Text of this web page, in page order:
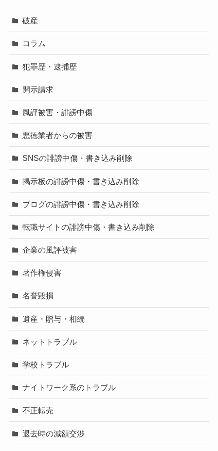
破産
コラム
犯罪歴・逮捕歴
開示請求
風評被害・誹謗中傷
悪徳業者からの被害
SNSの誹謗中傷・書き込み削除
掲示板の誹謗中傷・書き込み削除
ブログの誹謗中傷・書き込み削除
転職サイトの誹謗中傷・書き込み削除
企業の風評被害
著作権侵害
名誉毀損
遺産・贈与・相続
ネットトラブル
学校トラブル
ナイトワーク系のトラブル
不正転売
退去時の減額交渉